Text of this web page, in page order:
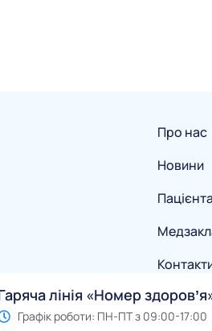
Про нас
Новини
лінія «Номер
Графік роботи: ПН-ПТ з 09:00-17:00